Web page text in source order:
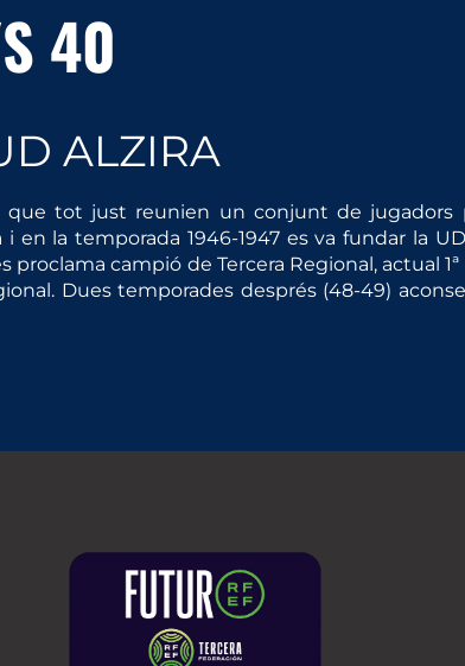
40
ALZIRA
que tot just reunien un conjunt de jugadors
la temporada 1946-1947 es va fundar la UD
campió de Tercera Regional, actual
Dues temporades després (48-49)